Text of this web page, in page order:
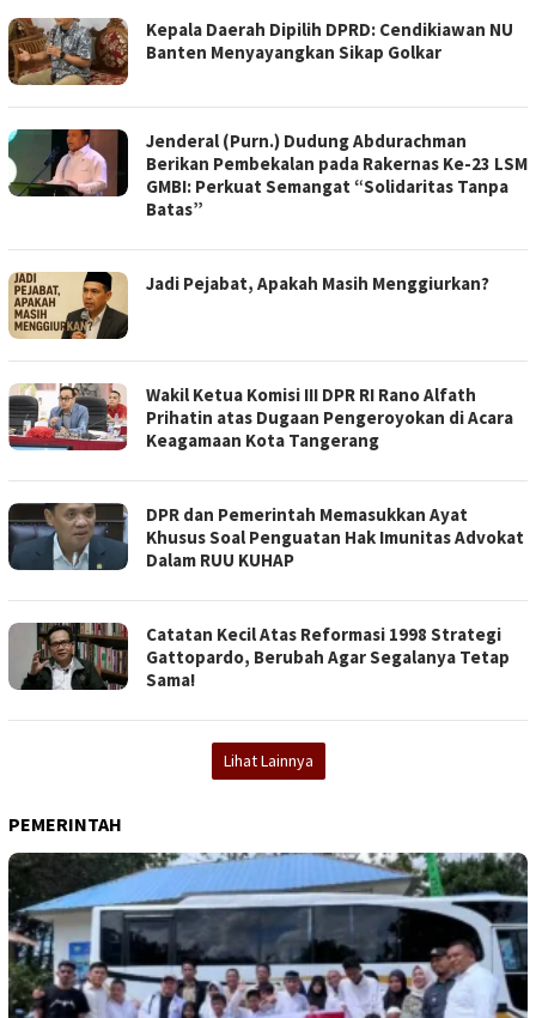
Kepala Daerah Dipilih DPRD: Cendikiawan NU
Banten Menyayangkan Sikap Golkar
Jenderal (Purn.) Dudung Abdurachman
Berikan Pembekalan pada Rakernas Ke-23 LSM
GMBI: Perkuat Semangat “Solidaritas Tanpa
Batas”
Jadi Pejabat, Apakah Masih Menggiurkan?
Wakil Ketua Komisi III DPR RI Rano Alfath
Prihatin atas Dugaan Pengeroyokan di Acara
Keagamaan Kota Tangerang
DPR dan Pemerintah Memasukkan Ayat
Khusus Soal Penguatan Hak Imunitas Advokat
Dalam RUU KUHAP
Catatan Kecil Atas Reformasi 1998 Strategi
Gattopardo, Berubah Agar Segalanya Tetap
Sama!
Lihat Lainnya
PEMERINTAH